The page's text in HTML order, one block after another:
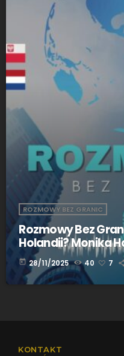
ROZMOWY BEZ GRANIC
Rozmowy Bez
Holandii? Monika
sukcesie bez
today 28/11/2025 40 7
KONTAKT